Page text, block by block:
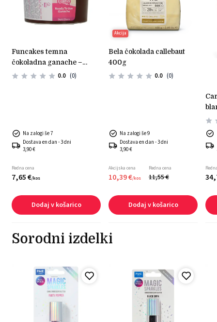
funcakes temna
čokoladna ganache –
pripravljen za uporabo
0.0 (0)
Na zalogi še 7
Dostava en dan - 3 dni
3,90 €
Redna cena
7,65€/kos
Dodaj v košarico
Akcija
bela čokolada callebaut
400g
0.0 (0)
Na zalogi še 9
Dostava en dan - 3 dni
3,90 €
Akcijska cena
10,39€/kos
Redna cena
11,55€
Dodaj v košarico
carma čokolada bela nuit
34,
Sorodni izdelki